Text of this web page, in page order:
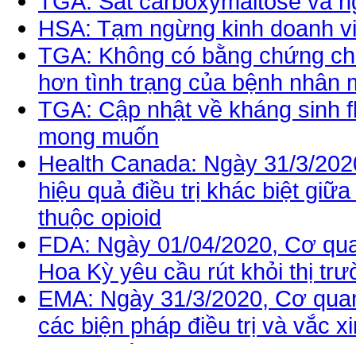
HSA: Tạm ngừng kinh doanh
TGA: Không có bằng chứng
hơn tình trạng của bệnh nhân
TGA: Cập nhật về kháng sinh
mong muốn
Health Canada: Ngày 31/3/
hiệu quả điều trị khác biệt
thuộc opioid
FDA: Ngày 01/04/2020, Cơ
Hoa Kỳ yêu cầu rút khỏi thị
EMA: Ngày 31/3/2020, Cơ
các biện pháp điều trị và vắc